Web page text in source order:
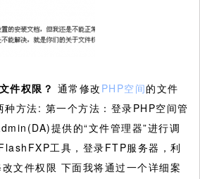
件权限？ 通常修改 PHP空间的文件
种方法: 第一个方法：登录PHP空间管
提供的“文件管理器”进行调
工具，登录FTP服务器，利
文件权限 下面我将通过一个详细案